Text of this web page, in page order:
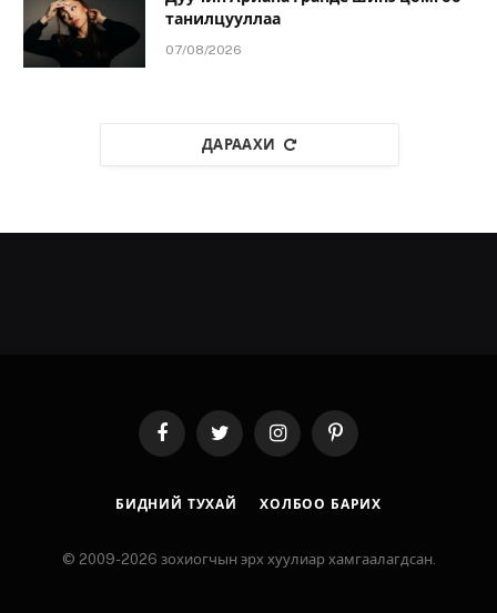
танилцууллаа
07/08/2026
ДАРААХИ
FacebookTwitter InstagramPinterest
БИДНИЙ ТУХАЙ ХОЛБОО БАРИХ
© 2009-2026 зохиогчын эрх хуулиар хамгаалагдсан.